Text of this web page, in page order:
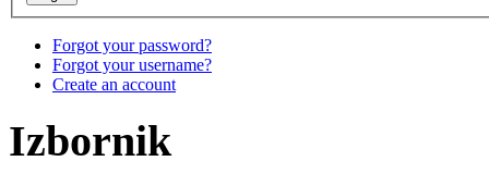
Forgot your password?
Forgot your username?
Create an account
Izbornik